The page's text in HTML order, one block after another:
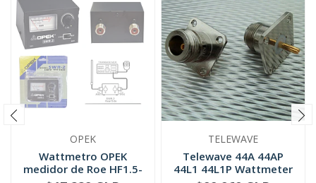
OPEK
Wattmetro OPEK
medidor de Roe HF1.5-
TELEWAVE
Telewave 44A 44AP
44L1 44L1P Wattmeter